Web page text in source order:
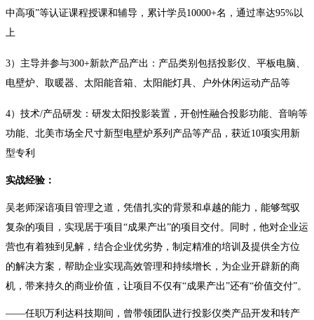
中高项”等认证课程授课和辅导，累计学员10000+名，通过率达95%以
上
3）主导并参与300+新款产品产出：产品类别包括投影仪、平板电脑、
电壁炉、取暖器、太阳能音箱、太阳能灯具、户外休闲运动产品等
4）技术/产品研发：研发太阳投影装置，开创性融合投影功能、音响等
功能、北美市场全尺寸新型电壁炉系列产品等产品，获近10项实用新
型专利
实战经验：
吴老师深谙项目管理之道，凭借扎实的背景和卓越的能力，能够驾驭
复杂的项目，实现居于项目“成果产出”的项目交付。同时，他对企业运
营也有着独到见解，结合企业优劣势，制定精准的培训及提供全方位
的解决方案，帮助企业实现高效管理和持续增长，为企业开辟新的商
机，带来持久的商业价值，让项目不仅有“成果产出”还有“价值交付”。
——任职万利达科技期间，曾带领团队进行投影仪类产品开发和转产